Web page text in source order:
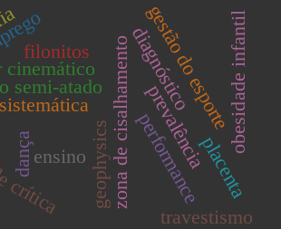
zona de cisalhamento
cinemático
filonitos
dançaensino
semi-atado
performance
diagnóstico
gestão do esporte
geophysics
travestismo
prevalência obesidade infantil
placenta